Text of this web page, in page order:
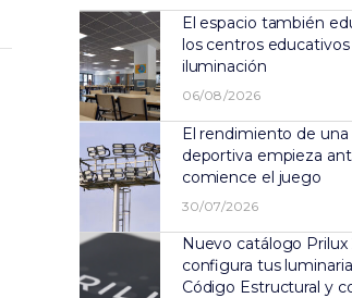
El espacio también
los centros educativos
iluminación
06/08/2026
El rendimiento de una
deportiva empieza
comience el juego
30/07/2026
Nuevo catálogo Prilux
configura tus
Código Estructural y